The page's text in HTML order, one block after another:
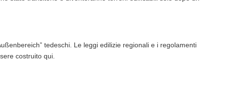
tedeschi. Le leggi edilizie regionali e i regolamenti
costruito qui.